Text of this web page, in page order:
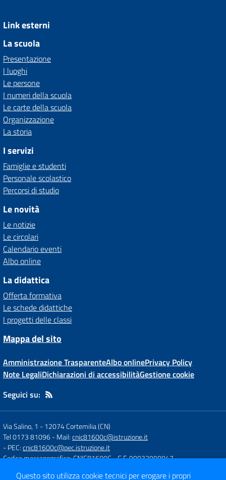
Link esterni
La scuola
Presentazione
I luoghi
Le persone
I numeri della scuola
Le carte della scuola
Organizzazione
La storia
I servizi
Famiglie e studenti
Personale scolastico
Percorsi di studio
Le novità
Le notizie
Le circolari
Calendario eventi
Albo online
La didattica
Offerta formativa
Le schede didattiche
I progetti delle classi
Mappa del sito
Amministrazione TrasparenteAlbo onlinePrivacy Policy
Note LegaliDichiarazioni di accessibilitàGestione cookie
Seguici su:
Via Salino, 1 -12074 Cortemilia (CN)
Tel 0173 81096- Mail:cnic81600c@istruzione.it
- PEC:cnic81600c@pec.istruzione.it
Codice meccanografico: CNIC81600C- C.F. 90032990047
Questo sito utilizza cookie tecnici per erogare i propri